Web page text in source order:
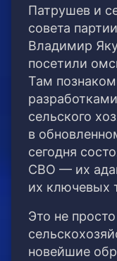
Патрушев и
совета
Владимир
посетили
Там
сельского
в
сегодня
СВО — их
их ключевых
Это не
новейшие